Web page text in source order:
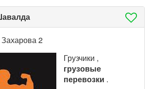
2
Грузчики ,
грузовые
перевозки .